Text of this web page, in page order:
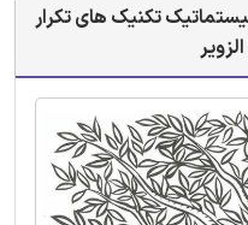
تکنیک های تکرار